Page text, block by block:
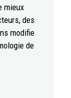
mieux
des
modifie
de